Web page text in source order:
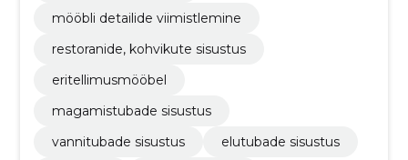
mööbli detailide viimistlemine
restoranide, kohvikute sisustus
eritellimusmööbel
magamistubade sisustus
vannitubade sisustus
elutubade sisustus